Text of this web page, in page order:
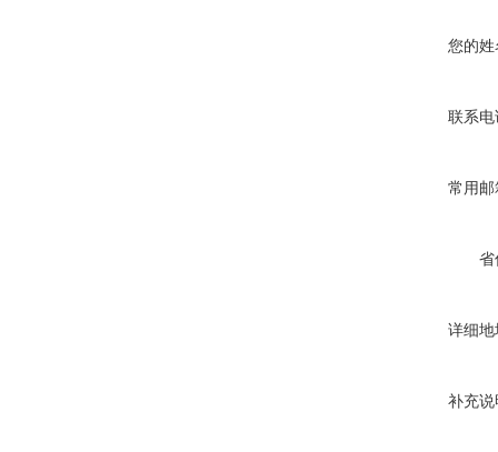
您的
联系
常用
省
详细
补充